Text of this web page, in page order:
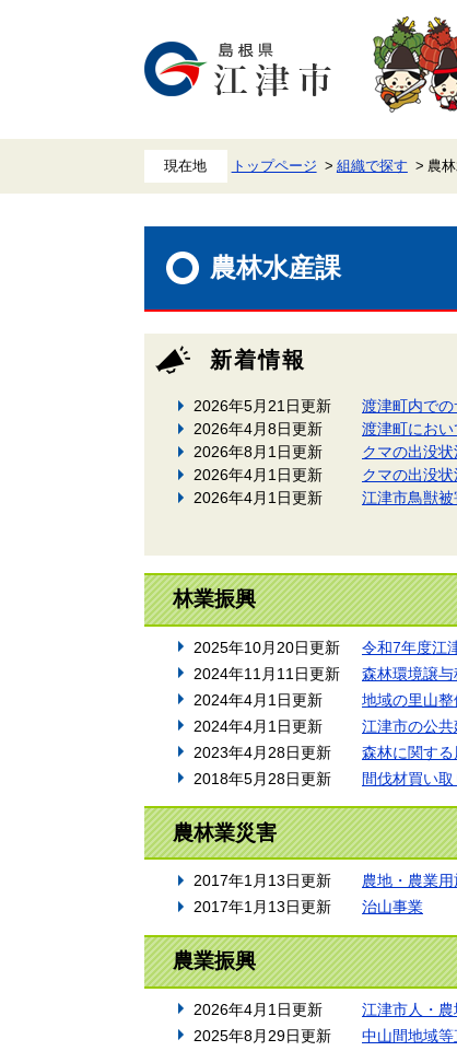
トップページ 組織で探す 農
農林水産課
新着情報
2026年5月21日更新
渡津町内で
2026年4月8日更新
渡津町にお
2026年8月1日更新
クマの出没
2026年4月1日更新
クマの出没
2026年4月1日更新
江津市鳥獣
林業振興
2025年10月20日更新
令和7年度江
2024年11月11日更新
森林環境譲
2024年4月1日更新
地域の里山
2024年4月1日更新
江津市の公
2023年4月28日更新
森林に関す
2018年5月28日更新
間伐材買い
農林業災害
2017年1月13日更新
農地・農業
2017年1月13日更新
治山事業
農業振興
2026年4月1日更新
江津市人・
2025年8月29日更新
中山間地域